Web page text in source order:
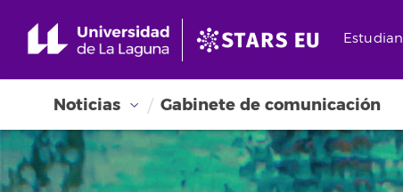
Noticias Gabinete de comunicación